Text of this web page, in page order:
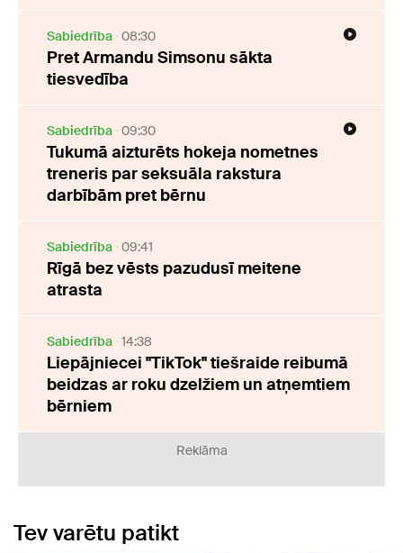
Sabiedrība 08:30
Pret Armandu Simsonu sākta
tiesvedība
Sabiedrība 09:30
Tukumā aizturēts hokeja nometnes
treneris par seksuāla rakstura
darbībām pret bērnu
Sabiedrība 09:41
Rīgā bez vēsts pazudusī meitene
atrasta
Sabiedrība 14:38
Liepājniecei "TikTok" tiešraide reibumā
beidzas ar roku dzelžiem un atņemtiem
bērniem
Reklāma
Tev varētu patikt